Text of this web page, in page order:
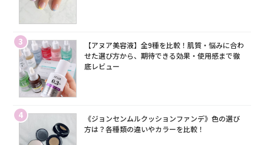
3
【アヌア美容液】全9種を比較！肌質・悩みに合わ
せた選び方から、期待できる効果・使用感まで徹
底レビュー
4
《ジョンセンムルクッションファンデ》色の選び
方は？各種類の違いやカラーを比較！